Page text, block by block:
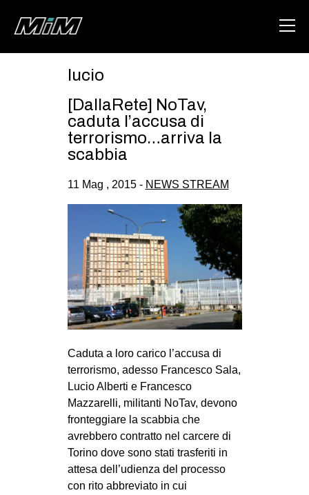
ABOUT
CSOA LAMBRETTA
MSM
STUDENTI TSUNAMI
ZAM
MILANO
SPAZI
SPORT POPOLARE
MOVIMENTI
AMBIENTE
ANTIFASCISMO
DIRITTO ALL’ABITARE
lucio
[DallaRete] NoTav,
caduta l’accusa di
terrorismo…arriva la
scabbia
11 Mag , 2015 - NEWS STREAM
Caduta a loro carico l’accusa di
terrorismo, adesso Francesco Sala,
Lucio Alberti e Francesco
Mazzarelli, militanti NoTav, devono
fronteggiare la scabbia che
avrebbero contratto nel carcere di
Torino dove sono stati trasferiti in
attesa dell’udienza del processo
con rito abbreviato in cui